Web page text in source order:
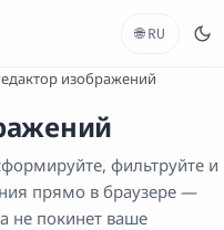
🌐 RU
изображений
фильтруйте и
прямо в браузере —
не покинет ваше